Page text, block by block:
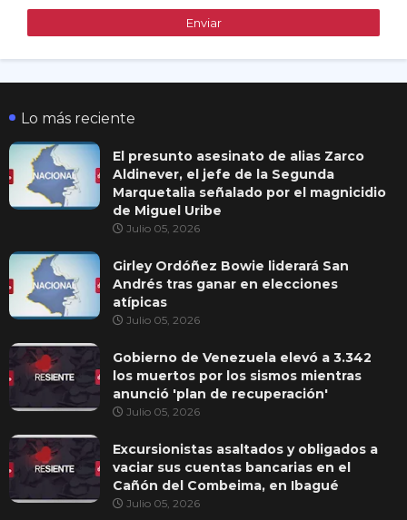
Lo más reciente
El presunto asesinato de alias Zarco
Aldinever, el jefe de la Segunda
Marquetalia señalado por el magnicidio
de Miguel Uribe
Julio 05, 2026
Girley Ordóñez Bowie liderará San
Andrés tras ganar en elecciones
atípicas
Julio 05, 2026
Gobierno de Venezuela elevó a 3.342
los muertos por los sismos mientras
anunció 'plan de recuperación'
Julio 05, 2026
Excursionistas asaltados y obligados a
vaciar sus cuentas bancarias en el
Cañón del Combeima, en Ibagué
Julio 05, 2026